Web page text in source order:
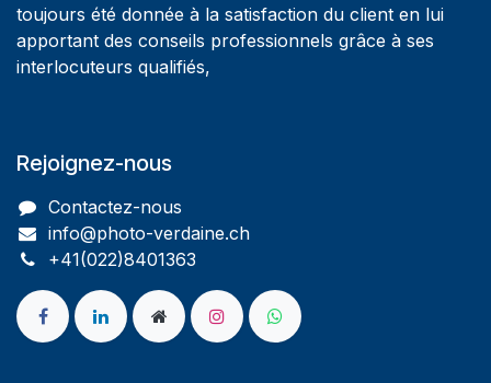
toujours été donnée à la satisfaction du client en lui
apportant des conseils professionnels grâce à ses
interlocuteurs qualifiés,
Rejoignez-nous
Contactez-nous
info@photo-verdaine.ch​
​​+41(022)8401363